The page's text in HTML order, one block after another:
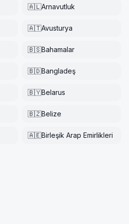
🇦🇱Arnavutluk
🇦🇹Avusturya
🇧🇸Bahamalar
🇧🇩Bangladeş
🇧🇾Belarus
🇧🇿Belize
🇦🇪Birleşik Arap Emirlikleri